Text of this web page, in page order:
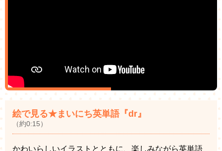
絵で見る★まいにち英単語『dr』
（約0:15）
かわいらしいイラストとともに、楽しみながら英単語